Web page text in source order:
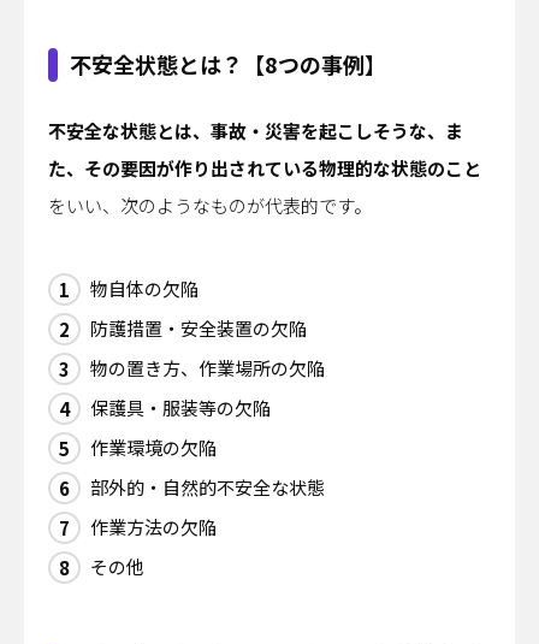
不安全状態とは？【8つの事例】
不安全な状態とは、事故・災害を起こしそうな、ま
た、その要因が作り出されている物理的な状態のこと
をいい、次のようなものが代表的です。
物自体の欠陥
防護措置・安全装置の欠陥
物の置き方、作業場所の欠陥
保護具・服装等の欠陥
作業環境の欠陥
部外的・自然的不安全な状態
作業方法の欠陥
その他